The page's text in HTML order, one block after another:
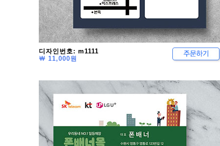
디자인번호: m1111
￦ 11,000원